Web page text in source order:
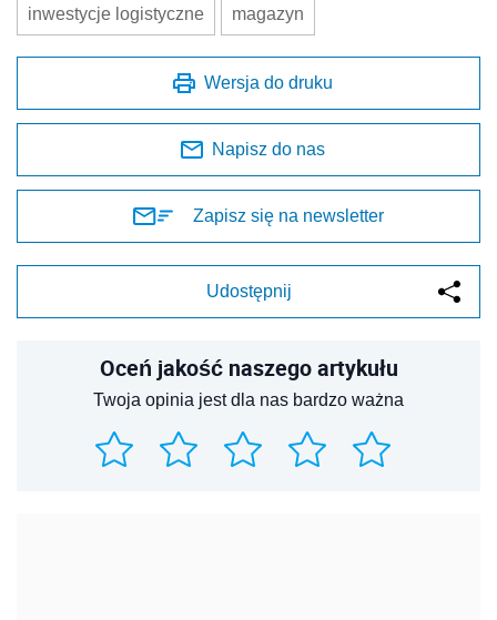
inwestycje logistyczne magazyn
Wersja do druku
Napisz do nas
Zapisz się na newsletter
Udostępnij
Oceń jakość naszego artykułu
Twoja opinia jest dla nas bardzo ważna